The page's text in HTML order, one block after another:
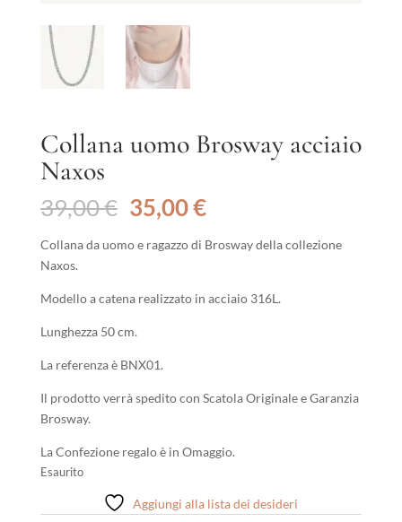
Collana uomo Brosway acciaio
Naxos
39,00€ Il
prezzo
originale
39,00 €.
35,00€Il
attuale
35,00 €.
Collana da uomo e ragazzo di Brosway della collezione
Naxos.
Modello a catena realizzato in acciaio 316L.
Lunghezza 50 cm.
La referenza è BNX01.
Il prodotto verrà spedito con Scatola Originale e Garanzia
Brosway.
La Confezione regalo è in Omaggio.
Esaurito
Aggiungi alla lista dei desideri